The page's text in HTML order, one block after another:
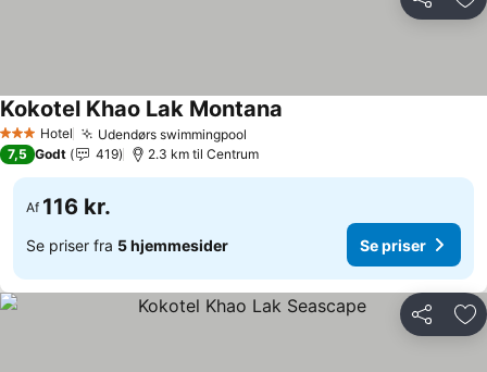
Del
3 StjernerHotel Udendørs swimmingpool
Kokotel Khao Lak Montana
7,5 Godt 419 2.3 km til Centrum
Af 116 kr.
Se priser fra 5 hjemmesider Se priser
Del